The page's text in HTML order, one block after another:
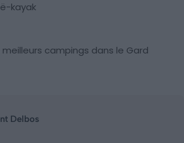
kayak
meilleurs campings dans le Gard
Delbos